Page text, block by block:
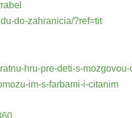
do-zahranicia/?ref=tit
hru-pre-deti-s-
im-s-farbami-i-citanim